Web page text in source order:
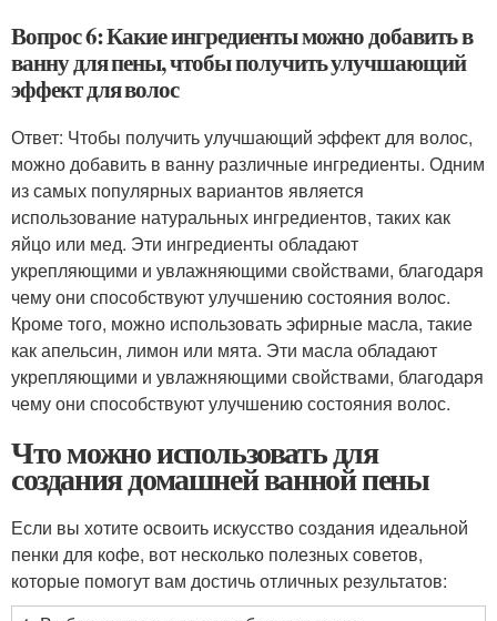
Вопрос 6: Какие ингредиенты можно добавить в
ванну для пены, чтобы получить улучшающий
эффект для волос
Ответ: Чтобы получить улучшающий эффект для волос,
можно добавить в ванну различные ингредиенты. Одним
из самых популярных вариантов является
использование натуральных ингредиентов, таких как
яйцо или мед. Эти ингредиенты обладают
укрепляющими и увлажняющими свойствами, благодаря
чему они способствуют улучшению состояния волос.
Кроме того, можно использовать эфирные масла, такие
как апельсин, лимон или мята. Эти масла обладают
укрепляющими и увлажняющими свойствами, благодаря
чему они способствуют улучшению состояния волос.
Что можно использовать для
создания домашней ванной пены
Если вы хотите освоить искусство создания идеальной
пенки для кофе, вот несколько полезных советов,
которые помогут вам достичь отличных результатов: